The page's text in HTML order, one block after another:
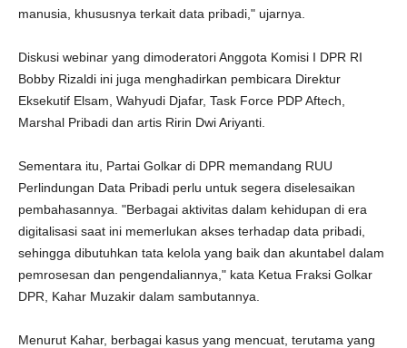
manusia, khususnya terkait data pribadi," ujarnya.
Diskusi webinar yang dimoderatori Anggota Komisi I DPR RI
Bobby Rizaldi ini juga menghadirkan pembicara Direktur
Eksekutif Elsam, Wahyudi Djafar, Task Force PDP Aftech,
Marshal Pribadi dan artis Ririn Dwi Ariyanti.
Sementara itu, Partai Golkar di DPR memandang RUU
Perlindungan Data Pribadi perlu untuk segera diselesaikan
pembahasannya. "Berbagai aktivitas dalam kehidupan di era
digitalisasi saat ini memerlukan akses terhadap data pribadi,
sehingga dibutuhkan tata kelola yang baik dan akuntabel dalam
pemrosesan dan pengendaliannya," kata Ketua Fraksi Golkar
DPR, Kahar Muzakir dalam sambutannya.
Menurut Kahar, berbagai kasus yang mencuat, terutama yang